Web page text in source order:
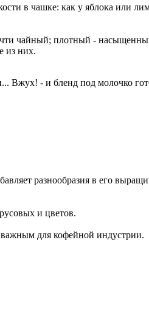
в чашке: как у яблока или
чайный; плотный -
из них.
Вжух! - и бленд под молочко
разнообразия в его
и цветов.
важным для кофейной индустрии.